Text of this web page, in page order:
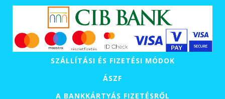
SZÁLLÍTÁSI ÉS FIZETÉSI MÓDOK
ÁSZF
A BANKKÁRTYÁS FIZETÉSRŐL